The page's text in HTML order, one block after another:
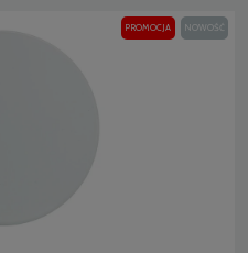
PROMOCJA NOWOŚĆ